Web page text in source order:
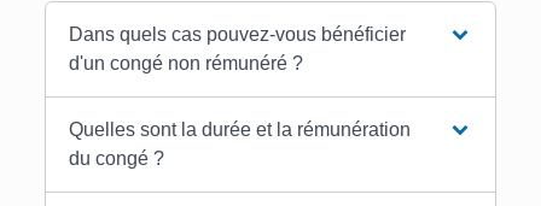
Dans quels cas pouvez-vous bénéficier
d'un congé non rémunéré ?
Quelles sont la durée et la rémunération
du congé ?